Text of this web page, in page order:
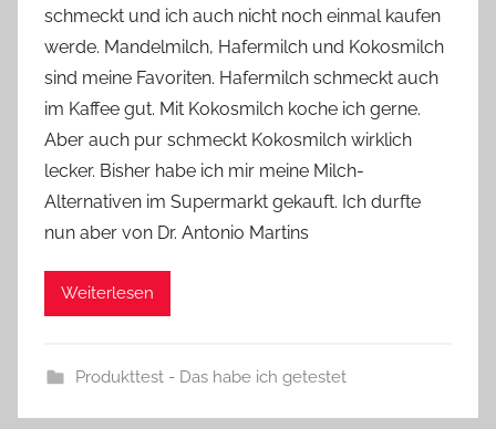
n
n
e
schmeckt und ich auch nicht noch einmal kaufen
werde. Mandelmilch, Hafermilch und Kokosmilch
sind meine Favoriten. Hafermilch schmeckt auch
im Kaffee gut. Mit Kokosmilch koche ich gerne.
Aber auch pur schmeckt Kokosmilch wirklich
lecker. Bisher habe ich mir meine Milch-
Alternativen im Supermarkt gekauft. Ich durfte
nun aber von Dr. Antonio Martins
Weiterlesen
Produkttest - Das habe ich getestet